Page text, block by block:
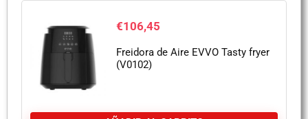
€106,45
Freidora de Aire EVVO Tasty fryer
(V0102)